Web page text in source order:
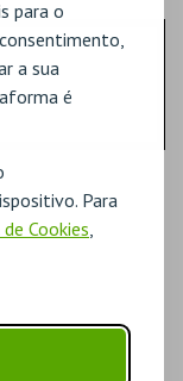
para o
a sua
é
Para
Cookies,